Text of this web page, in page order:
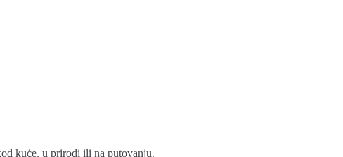
kuće, u prirodi ili na putovanju.